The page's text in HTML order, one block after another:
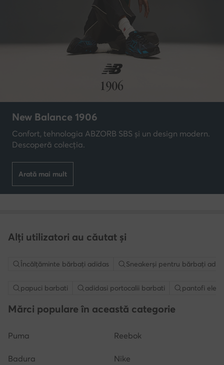
New Balance 1906
Confort, tehnologia ABZORB SBS și un design modern.
Descoperă colecția.
Arată mai mult
Alți utilizatori au căutat și
Încălțăminte bărbați adidas Sneakerși pentru bărbați
papuci barbati adidasi portocalii barbati pantofi
Mărci populare în această categorie
Puma Reebok
Badura Nike